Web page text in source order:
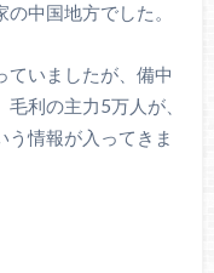
中国地方でした。
ていましたが、備中
利の主力5万人が、
う情報が入ってきま